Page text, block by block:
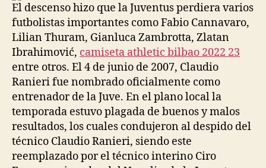
El descenso hizo que la Juventus perdiera varios
futbolistas importantes como Fabio Cannavaro,
Lilian Thuram, Gianluca Zambrotta, Zlatan
Ibrahimović, camiseta athletic bilbao 2022 23
entre otros. El 4 de junio de 2007, Claudio
Ranieri fue nombrado oficialmente como
entrenador de la Juve. En el plano local la
temporada estuvo plagada de buenos y malos
resultados, los cuales condujeron al despido del
técnico Claudio Ranieri, siendo este
reemplazado por el técnico interino Ciro